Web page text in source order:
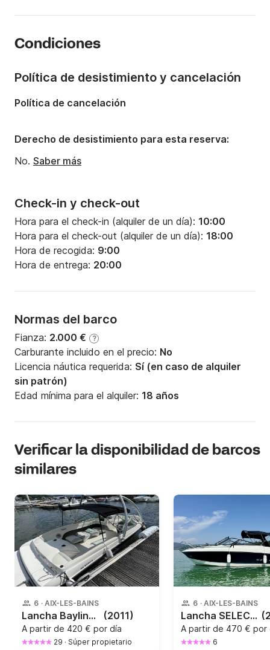
Capacidad a bordo:
Condiciones
Check-in y check-out
Hora para el check-in (alquiler de un día): 10:00
Hora para el check-out (alquiler de un día): 18:00
Hora de recogida: 9:00
Hora de entrega: 20:00
Normas del barco
Fianza: 2.000 € ?
Carburante incluido en el precio: No
Licencia náutica requerida: Sí (en caso de alquiler
sin patrón)
Edad mínima para el alquiler: 18 años
Política de desistimiento y cancelación
Política de cancelación
Derecho de desistimiento para esta reserva:
No. Saber más
Verificar la disponibilidad de barcos
similares
6 · AIX-LES-BAINS
Lancha Bayliner 175 Gt 130CV (2011)
A partir de 420 € por día
29 · Súper propietario
6 · AIX-LES-BAINS
Lancha SELECTION BOATS CRUISER CR22 140CV
A partir de 470 € por
6